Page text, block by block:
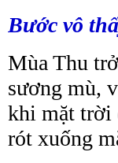
Bước vô
Mùa Thu
sương mù,
khi mặt trời
rót xuống